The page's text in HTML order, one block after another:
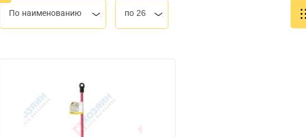
По наименованию по 26